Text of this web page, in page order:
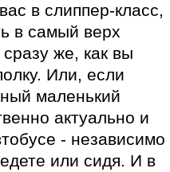
в слиппер-класс,
в самый верх
же, как вы
Или, если
маленький
актуально и
- независимо
или сидя. И в